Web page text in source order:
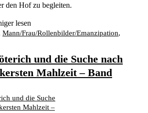
den Hof zu begleiten.
lesen
Mann/Frau/Rollenbilder/Emanzipation
und die Suche nach
Mahlzeit – Band